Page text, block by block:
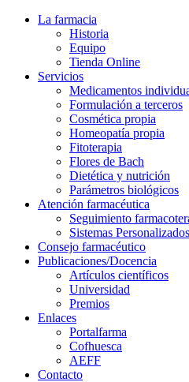
La farmacia
Historia
Equipo
Tienda Online
Servicios
Medicamentos
Formulación a terceros
Cosmética propia
Homeopatía propia
Fitoterapia
Flores de Bach
Dietética y nutrición
Parámetros biológicos
Atención farmacéutica
Seguimiento
Sistemas
Consejo farmacéutico
Publicaciones/Docencia
Artículos científicos
Universidad
Premios
Enlaces
Portalfarma
Cofhuesca
AEFF
Contacto